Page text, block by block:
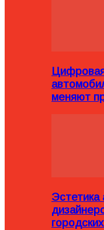
меняют
Эстетика